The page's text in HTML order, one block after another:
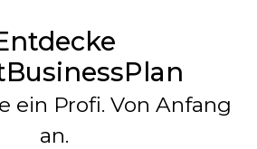
ein Profi. Von Anfang
an.